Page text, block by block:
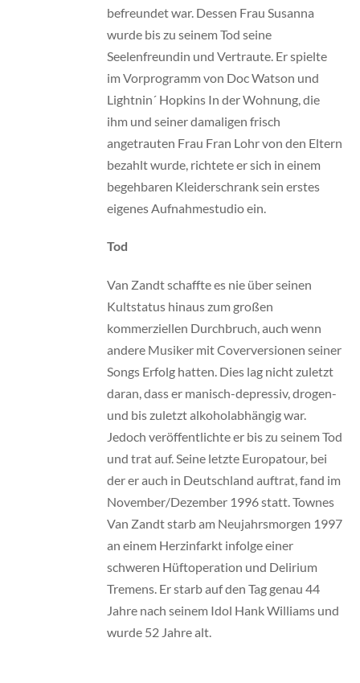
befreundet war. Dessen Frau Susanna
wurde bis zu seinem Tod seine
Seelenfreundin und Vertraute. Er spielte
im Vorprogramm von Doc Watson und
Lightnin´ Hopkins In der Wohnung, die
ihm und seiner damaligen frisch
angetrauten Frau Fran Lohr von den Eltern
bezahlt wurde, richtete er sich in einem
begehbaren Kleiderschrank sein erstes
eigenes Aufnahmestudio ein.
Tod
Van Zandt schaffte es nie über seinen
Kultstatus hinaus zum großen
kommerziellen Durchbruch, auch wenn
andere Musiker mit Coverversionen seiner
Songs Erfolg hatten. Dies lag nicht zuletzt
daran, dass er manisch-depressiv, drogen-
und bis zuletzt alkoholabhängig war.
Jedoch veröffentlichte er bis zu seinem Tod
und trat auf. Seine letzte Europatour, bei
der er auch in Deutschland auftrat, fand im
November/Dezember 1996 statt. Townes
Van Zandt starb am Neujahrsmorgen 1997
an einem Herzinfarkt infolge einer
schweren Hüftoperation und Delirium
Tremens. Er starb auf den Tag genau 44
Jahre nach seinem Idol Hank Williams und
wurde 52 Jahre alt.